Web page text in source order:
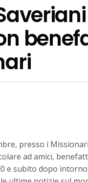
presso i
ad amici,
e subito dopo